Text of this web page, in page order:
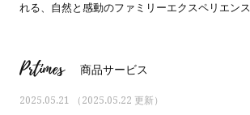
れる、自然と感動のファミリーエクスペリエンス
Prtimes 商品サービス
2025.05.21 （2025.05.22 更新）